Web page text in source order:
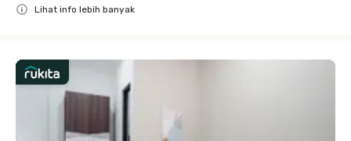
Lihat info lebih banyak